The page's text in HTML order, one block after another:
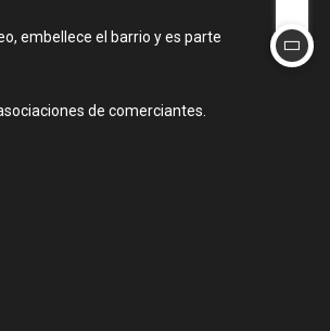
embellece el barrio y es parte
de comerciantes.